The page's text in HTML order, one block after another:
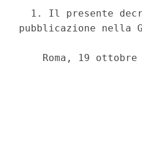
1. Il presente
pubblicazione
Roma, 19 ottobre